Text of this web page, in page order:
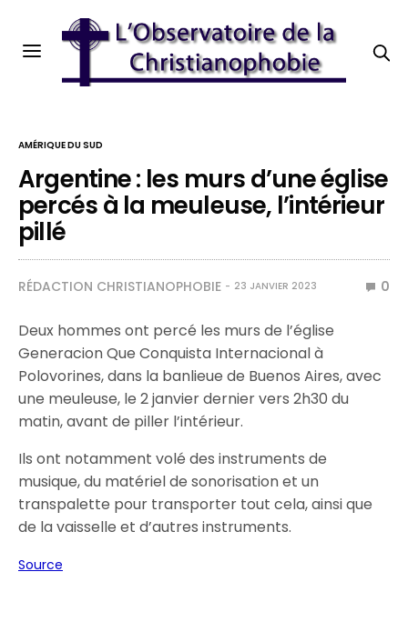
AMÉRIQUE DU SUD
Argentine : les murs d’une église
percés à la meuleuse, l’intérieur
pillé
RÉDACTION CHRISTIANOPHOBIE 23 JANVIER 2023 0
Deux hommes ont percé les murs de l’église
Generacion Que Conquista Internacional à
Polovorines, dans la banlieue de Buenos Aires, avec
une meuleuse, le 2 janvier dernier vers 2h30 du
matin, avant de piller l’intérieur.
Ils ont notamment volé des instruments de
musique, du matériel de sonorisation et un
transpalette pour transporter tout cela, ainsi que
de la vaisselle et d’autres instruments.
Source